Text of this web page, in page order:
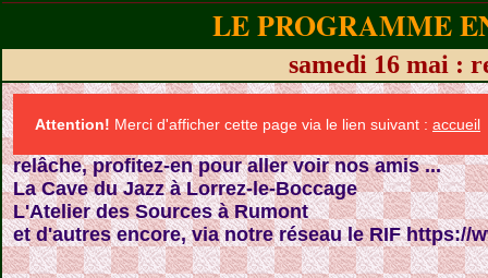
LE PROGRAMME
samedi 16 mai :
Attention! Merci d'afficher cette page via le lien suivant : accueil
relâche, profitez-en pour aller voir nos amis ...
La Cave du Jazz à Lorrez-le-Boccage
L'Atelier des Sources à Rumont
et d'autres encore, via notre réseau le RIF https://